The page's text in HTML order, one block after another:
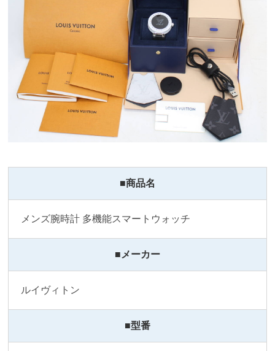
■商品名
メンズ腕時計 多機能スマートウォッチ
■メーカー
ルイヴィトン
■型番